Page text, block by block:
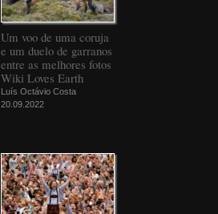
Um voo de uma coruja
e um duelo de garranos
entre as melhores fotos
Wiki Loves Earth
Luís Octávio Costa
20.09.2022